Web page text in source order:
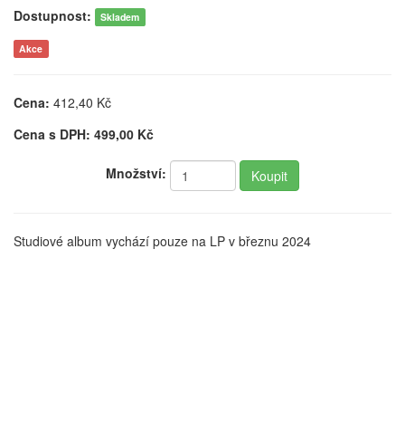
Dostupnost:
Skladem
Akce
Cena: 412,40 Kč
Cena s DPH: 499,00 Kč
Množství:
Studiové album vychází pouze na LP v březnu 2024